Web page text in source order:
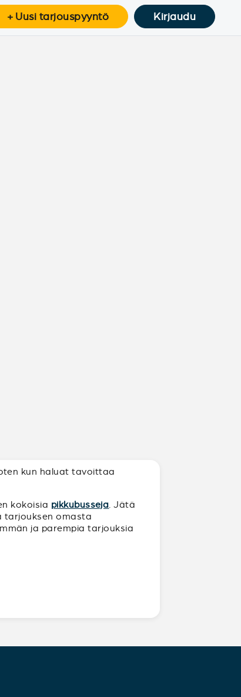
+ Uusi tarjouspyyntö Kirjaudu
kun haluat tavoittaa
kokoisia pikkubusseja . Jätä
tarjouksen omasta
ja parempia tarjouksia